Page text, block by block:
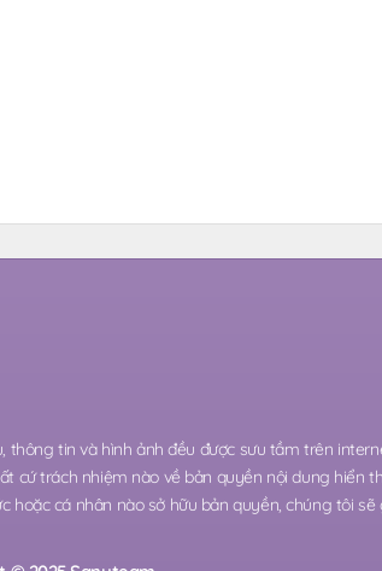
thông tin và hình ảnh đều được sưu tầm trên
cứ trách nhiệm nào về bản quyền nội dung hiển
hoặc cá nhân nào sở hữu bản quyền, chúng tôi